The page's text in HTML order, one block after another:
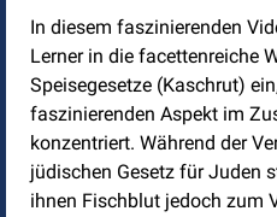
In diesem faszinierenden
Lerner in die facettenreiche
Speisegesetze (Kaschrut)
faszinierenden Aspekt im
konzentriert. Während der
jüdischen Gesetz für Juden
ihnen Fischblut jedoch zum